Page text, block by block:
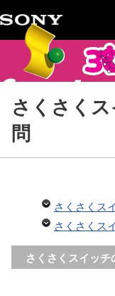
さくさく
問
さくさくス
さくさくス
さくさくスイッ